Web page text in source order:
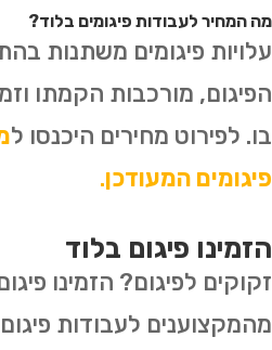
מה המחיר לעבודות פיגומים בלוד?
עלויות פיגומים משתנות
הפיגום, מורכבות הקמתו
בו. לפירוט מחירים היכנסו ל
פיגומים המעודכן.
הזמינו פיגום בלוד
זקוקים לפיגום? הזמינו
מהמקצוענים לעבודות